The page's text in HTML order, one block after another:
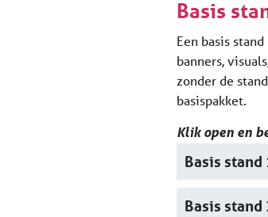
Basis
Een basis
banners,
zonder de
basispakket.
Klik open en
Basis stand
Basis stand